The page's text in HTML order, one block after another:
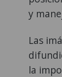
y
Las
la